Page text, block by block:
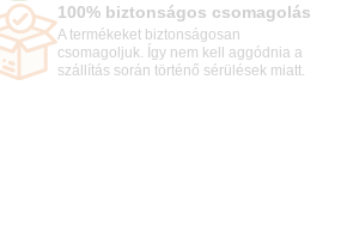
100% biztonságos csomagolás
A termékeket biztonságosan
csomagoljuk. Így nem kell aggódnia a
szállítás során történő sérülések miatt.